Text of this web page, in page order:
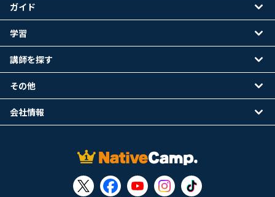
ガイド
学習
講師を探す
その他
会社情報